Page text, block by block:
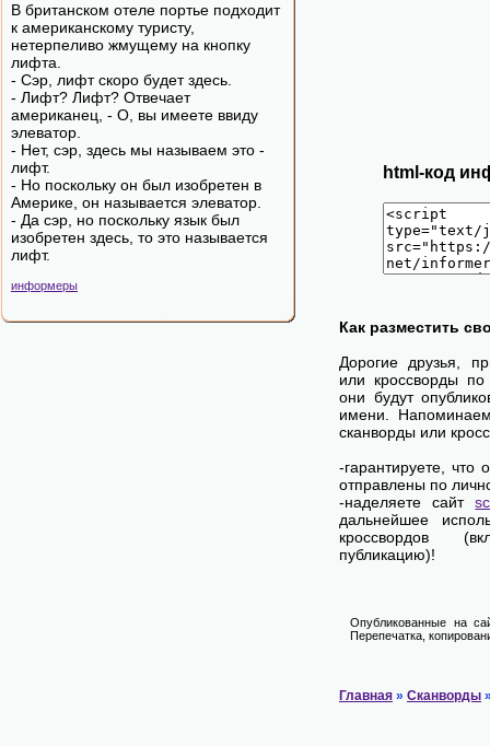
В британском отеле портье подходит
к американскому туристу,
нетерпеливо жмущему на кнопку
лифта.
- Сэр, лифт скоро будет здесь.
- Лифт? Лифт? Отвечает
американец, - О, вы имеете ввиду
элеватор.
- Нет, сэр, здесь мы называем это -
лифт.
- Но поскольку он был изобретен в
Америке, он называется элеватор.
- Да сэр, но поскольку язык был
изобретен здесь, то это называется
лифт.
информеры
html-код
Как разместить
Дорогие друзья,
или кроссворды
они будут
имени.
сканворды или
-гарантируете,
отправлены по
-наделяете сайт
дальнейшее
кроссвордов
публикацию)!
Опубликованные на
Перепечатка,
Главная » Сканворды